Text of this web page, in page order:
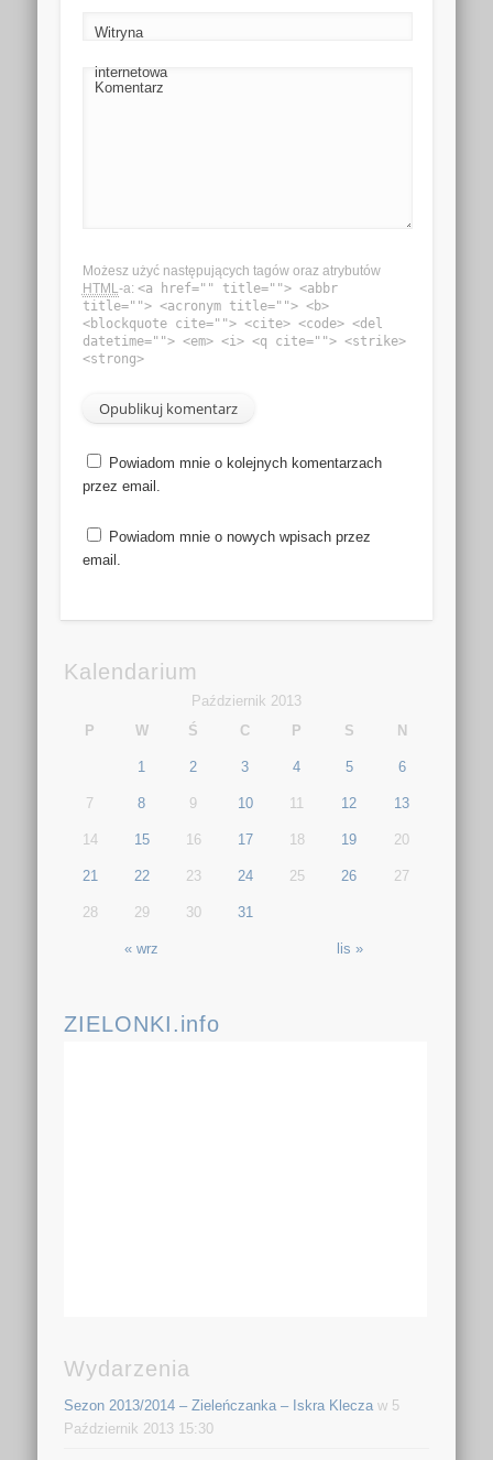
Witryna
internetowa
Komentarz
Możesz użyć następujących tagów oraz atrybutów
HTML-a: <a href="" title=""> <abbr
title=""> <acronym title=""> <b>
<blockquote cite=""> <cite> <code> <del
datetime=""> <em> <i> <q cite=""> <strike>
<strong>
Powiadom mnie o kolejnych komentarzach
przez email.
Powiadom mnie o nowych wpisach przez
email.
Kalendarium
Październik 2013
P
W Ś C P S N
« wrz lis »
1 2 3 4 5 6
7 8 9 10 11 12 13
14 15 16 17 18 19 20
21 22 23 24 25 26 27
28 29 30 31
ZIELONKI.info
Wydarzenia
Sezon 2013/2014 – Zieleńczanka – Iskra Klecza w 5
Październik 2013 15:30